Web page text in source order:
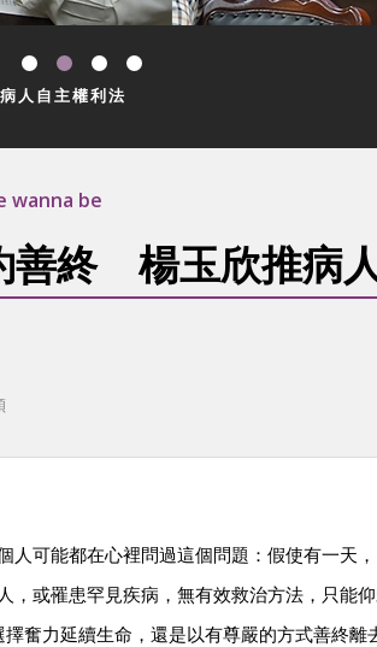
人自主權利法
wanna be
善終 楊玉欣推病
人可能都在心裡問過這個問題：假使有一天
人，或罹患罕見疾病，無有效救治方法，只能
奮力延續生命，還是以有尊嚴的方式善終離